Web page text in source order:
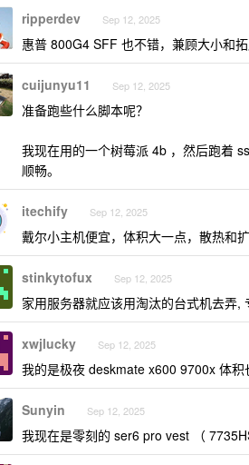
ripperdev Sep 12, 2025
惠普 800G4 SFF 也不错，兼顾大小和
cuijunyu11 Sep 12, 2025
准备跑些什么脚本呢？
我现在用的一个树莓派 4b ，然后跑着
顺畅。
itechify Sep 12, 2025
戴尔小主机便宜，体积大一点，散热和
stinkytofux Sep 12, 2025
家用服务器就应该用淘汰的台式机去弄,
xwjlucky Sep 12, 2025
我的是极夜 deskmate x600 9700x 体
Sunyin Sep 12, 2025
我现在是零刻的 ser6 pro vest （